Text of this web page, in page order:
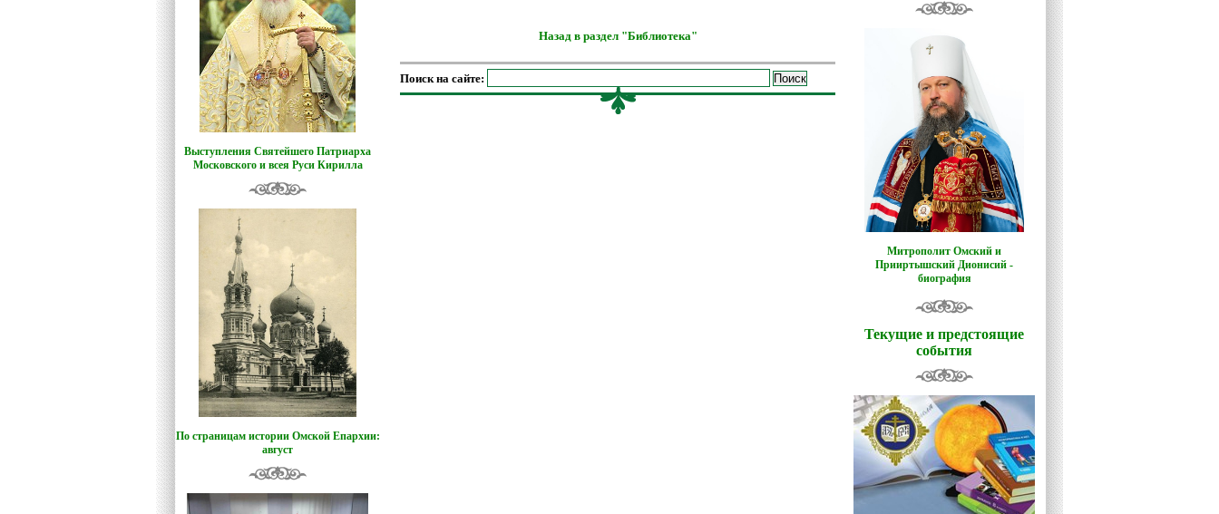
Выступления Святейшего Патриарха
Московского и всея Руси Кирилла
По страницам истории Омской Епархии:
август
Назад в раздел "Библиотека"
Поиск на сайте:
Митрополит Омский и
Прииртышский Дионисий -
биография
Текущие и предстоящие
события